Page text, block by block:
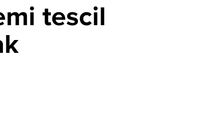
tescil